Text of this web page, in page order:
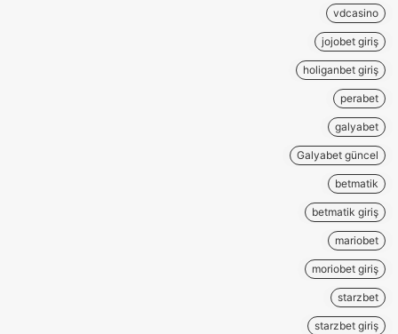
vdcasino
jojobet giriş
holiganbet giriş
perabet
galyabet
Galyabet güncel
betmatik
betmatik giriş
mariobet
moriobet giriş
starzbet
starzbet giriş